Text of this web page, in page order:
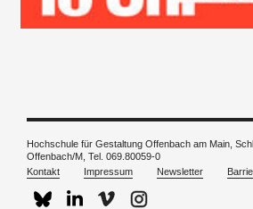
Hochschule für Gestaltung Offenbach am Main,
Offenbach/M, Tel. 069.80059-0
Kontakt
Impressum Newsletter